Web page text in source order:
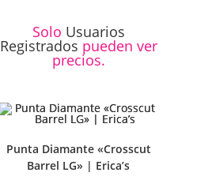
Solo Usuarios
Registrados pueden ver
precios.
Punta Diamante «Crosscut
Barrel LG» | Erica’s